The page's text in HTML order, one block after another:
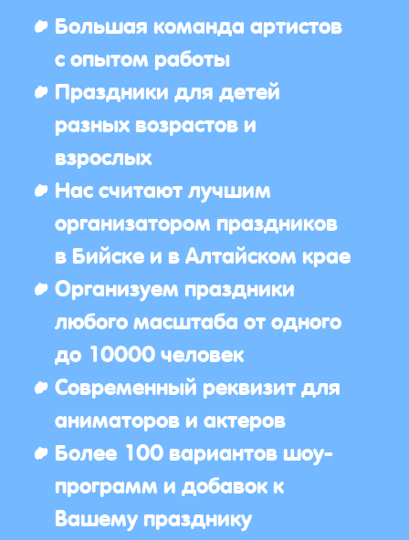
Большая команда артистов
с опытом работы
Праздники для детей
разных возрастов и
взрослых
Нас считают лучшим
организатором праздников
в Бийске и в Алтайском крае
Организуем праздники
любого масштаба от одного
до 10000 человек
Современный реквизит для
аниматоров и актеров
Более 100 вариантов шоу-
программ и добавок к
Вашему празднику